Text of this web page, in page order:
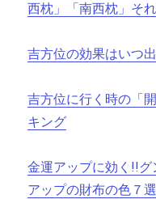
西枕」「南西枕」そ
吉方位の効果はいつ
吉方位に行く時の「
キング
金運アップに効く!!
アップの財布の色７選